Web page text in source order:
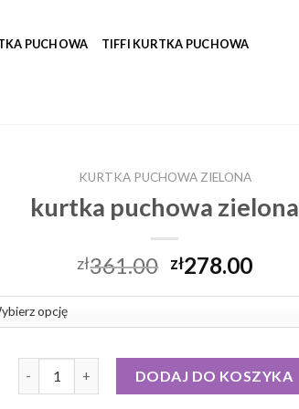
PUCHOWA TIFFI KURTKA PUCHOWA
KURTKA PUCHOWA ZIELONA
kurtka puchowa zielona
zł361.00 zł278.00
DODAJ DO KOSZYKA